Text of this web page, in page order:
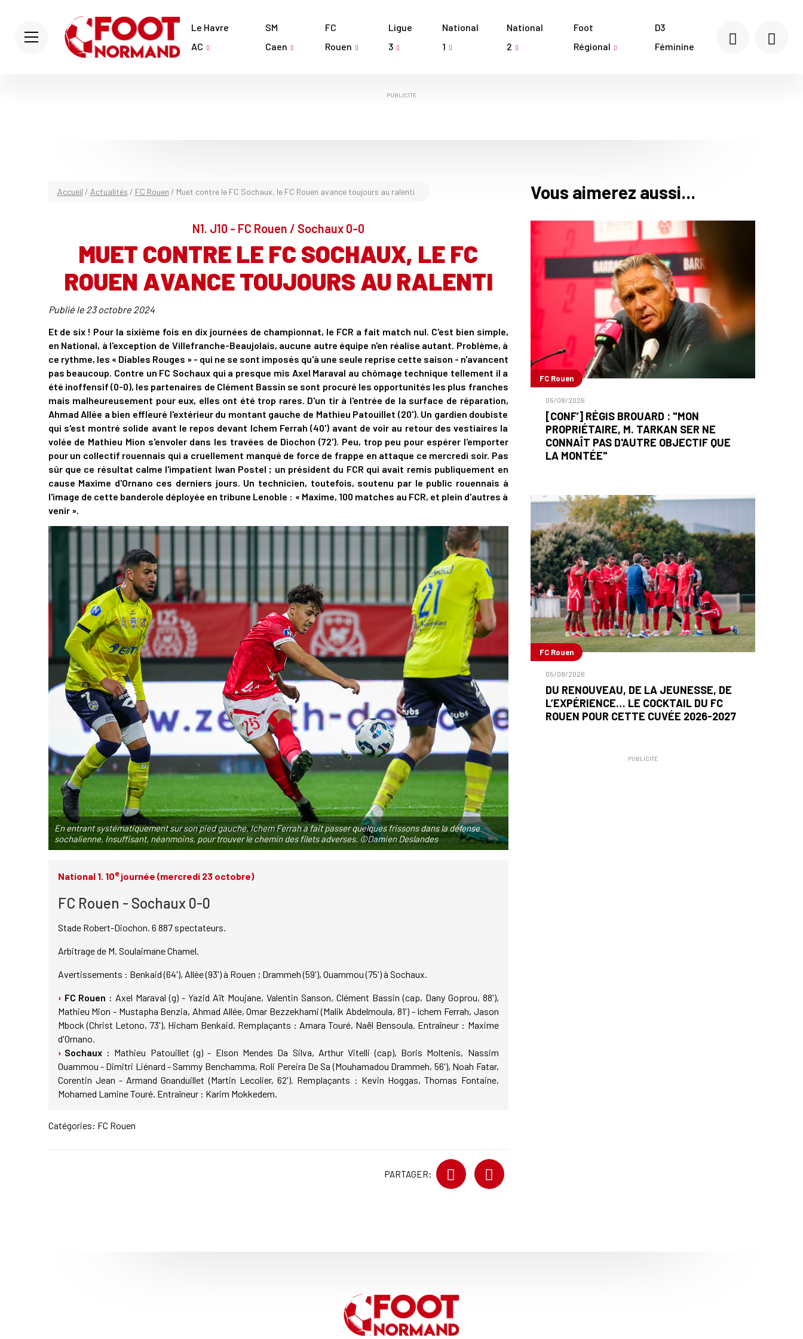
Le Havre
AC
SM
Caen
FC
Rouen
Ligue
3
National
1
National
2
Foot
Régional
D3
Féminine
PUBLICITÉ
Accueil / Actualités / FC Rouen / Muet contre le FC Sochaux, le FC Rouen avance toujours au ralenti
N1. J10 - FC Rouen / Sochaux 0-0
MUET CONTRE LE FC SOCHAUX, LE FC
ROUEN AVANCE TOUJOURS AU RALENTI
Publié le 23 octobre 2024
Et de six ! Pour la sixième fois en dix journées de championnat, le FCR a fait match nul. C'est bien simple,
en National, à l'exception de Villefranche-Beaujolais, aucune autre équipe n'en réalise autant. Problème, à
ce rythme, les « Diables Rouges » - qui ne se sont imposés qu'à une seule reprise cette saison - n'avancent
pas beaucoup. Contre un FC Sochaux qui a presque mis Axel Maraval au chômage technique tellement il a
été inoffensif (0-0), les partenaires de Clément Bassin se sont procuré les opportunités les plus franches
mais malheureusement pour eux, elles ont été trop rares. D'un tir à l'entrée de la surface de réparation,
Ahmad Allée a bien effleuré l'extérieur du montant gauche de Mathieu Patouillet (20'). Un gardien doubiste
qui s'est montré solide avant le repos devant Ichem Ferrah (40') avant de voir au retour des vestiaires la
volée de Mathieu Mion s'envoler dans les travées de Diochon (72'). Peu, trop peu pour espérer l'emporter
pour un collectif rouennais qui a cruellement manqué de force de frappe en attaque ce mercredi soir. Pas
sûr que ce résultat calme l'impatient Iwan Postel ; un président du FCR qui avait remis publiquement en
cause Maxime d'Ornano ces derniers jours. Un technicien, toutefois, soutenu par le public rouennais à
l'image de cette banderole déployée en tribune Lenoble : « Maxime, 100 matches au FCR, et plein d'autres à
venir ».
En entrant systématiquement sur son pied gauche, Ichem Ferrah a fait passer quelques frissons dans la défense
sochalienne. Insuffisant, néanmoins, pour trouver le chemin des filets adverses. ©Damien Deslandes
National 1. 10ejournée (mercredi 23 octobre)
FC Rouen - Sochaux 0-0
Stade Robert-Diochon. 6 887 spectateurs.
Arbitrage de M. Soulaimane Chamel.
Avertissements : Benkaid (64'), Allée (93') à Rouen ; Drammeh (59'), Ouammou (75') à Sochaux.
FC Rouen : Axel Maraval (g) - Yazid Aït Moujane, Valentin Sanson, Clément Bassin (cap, Dany Goprou, 88'),
Mathieu Mion - Mustapha Benzia, Ahmad Allée, Omar Bezzekhami (Malik Abdelmoula, 81') - Ichem Ferrah, Jason
Mbock (Christ Letono, 73'), Hicham Benkaid. Remplaçants : Amara Touré, Naël Bensoula. Entraîneur : Maxime
d'Ornano.
Sochaux : Mathieu Patouillet (g) - Elson Mendes Da Silva, Arthur Vitelli (cap), Boris Moltenis, Nassim
Ouammou - Dimitri Liénard - Sammy Benchamma, Roli Pereira De Sa (Mouhamadou Drammeh, 56'), Noah Fatar,
Corentin Jean - Armand Gnanduillet (Martin Lecolier, 62'). Remplaçants : Kevin Hoggas, Thomas Fontaine,
Mohamed Lamine Touré. Entraîneur : Karim Mokkedem.
Catégories: FC Rouen
PARTAGER:
Vous aimerez aussi...
FC Rouen
05/08/2026
[CONF’] RÉGIS BROUARD : "MON
PROPRIÉTAIRE, M. TARKAN SER NE
CONNAÎT PAS D'AUTRE OBJECTIF QUE
LA MONTÉE"
FC Rouen
05/08/2026
DU RENOUVEAU, DE LA JEUNESSE, DE
L’EXPÉRIENCE… LE COCKTAIL DU FC
ROUEN POUR CETTE CUVÉE 2026-2027
PUBLICITÉ